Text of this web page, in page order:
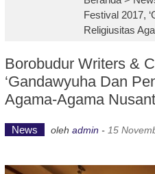
Festival 2017,
Religiusitas
Borobudur Writers &
‘Gandawyuha Dan
Agama-Agama
News oleh admin - 15